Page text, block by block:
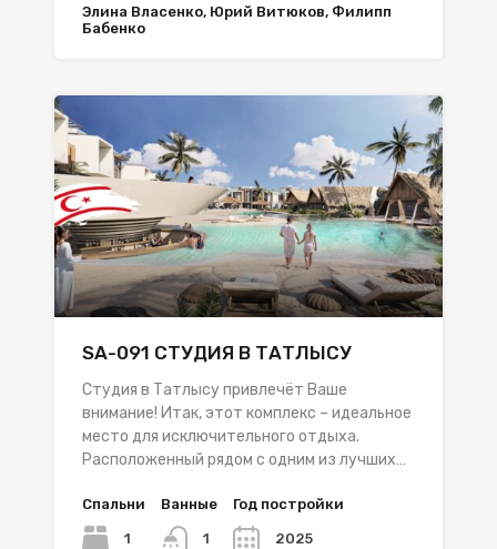
Элина Власенко, Юрий Витюков, Филипп
Бабенко
SA-091 СТУДИЯ В ТАТЛЫСУ
Студия в Татлысу привлечёт Ваше
внимание! Итак, этот комплекс – идеальное
место для исключительного отдыха.
Расположенный рядом с одним из лучших…
Спальни
1
Ванные
1
Год постройки
2025